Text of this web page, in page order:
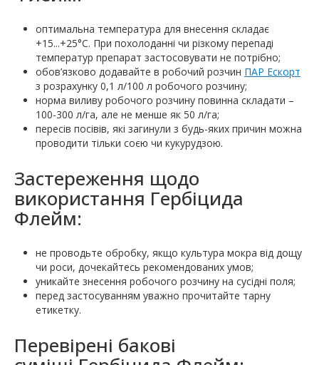
оптимальна температура для внесення складає
+15...+25°С. При похолоданні чи різкому перепаді
температур препарат застосовувати не потрібно;
обов’язково додавайте в робочий розчин ПАР Ескорт
з розрахунку 0,1 л/100 л робочого розчину;
норма виливу робочого розчину повинна складати –
100-300 л/га, але не менше як 50 л/га;
пересів посівів, які загинули з будь-яких причин можна
проводити тільки соєю чи кукурудзою.
Застереження щодо
використання Гербіцида
Флейм:
не проводьте обробку, якщо культура мокра від дощу
чи роси, дочекайтесь рекомендованих умов;
уникайте знесення робочого розчину на сусідні поля;
перед застосуванням уважно прочитайте тарну
етикетку.
Перевірені бакові